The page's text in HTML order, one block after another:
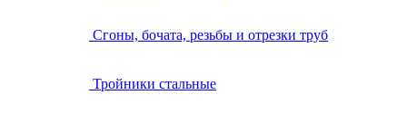
Сгоны, бочата, резьбы и отрезки труб
Тройники стальные